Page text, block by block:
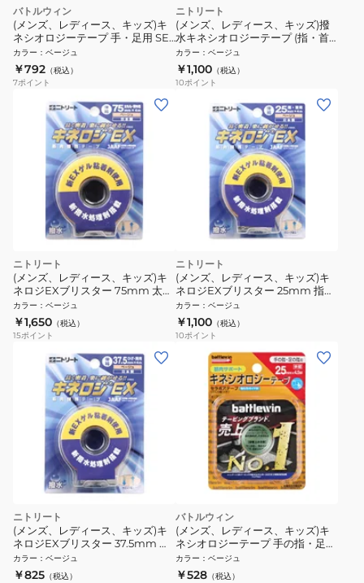
バトルウィン
(メンズ、レディース、キッズ)キ
ネシオロジーテープ 手・足用 SE-
38H
カラー ： ベージュ
￥792 （税込）
7ポイント
ニトリート
(メンズ、レディース、キッズ)撥
水キネシオロジーテープ (指・首
用) 25mm+2 NKHBP25
カラー ： ベージュ
￥1,100 （税込）
10ポイント
ニトリート
(メンズ、レディース、キッズ)キ
ネロジEXブリスター 75mm 太も
も・背中用 NKEXBP75
カラー ： ベージュ
￥1,650 （税込）
15ポイント
ニトリート
(メンズ、レディース、キッズ)キ
ネロジEXブリスター 25mm 指・
首用 2巻入り NKEXBP25
カラー ： ベージュ
￥1,100 （税込）
10ポイント
ニトリート
(メンズ、レディース、キッズ)キ
ネロジEXブリスター 37.5mm ひ
ざ・肩用 NKEXBP37
カラー ： ベージュ
￥825 （税込）
バトルウィン
(メンズ、レディース、キッズ)キ
ネシオロジーテープ 手の指・足の
指用 SE-25H
カラー ： ベージュ
￥528 （税込）